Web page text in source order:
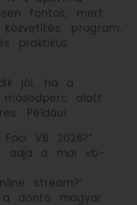
fontos, mert
program,
praktikus
jól, ha a
másodperc alatt
Például:
VB 2026?”
adja a mai vb-
stream?”
a döntő magyar